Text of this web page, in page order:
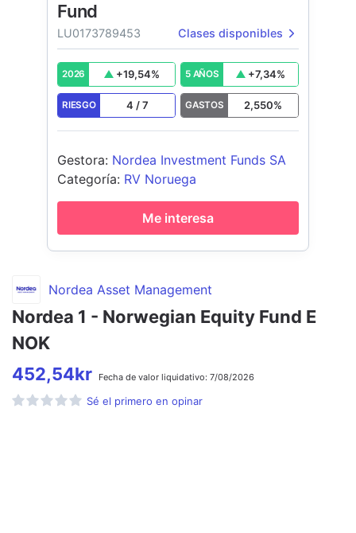
Nordea Asset Management
Nordea 1 - Norwegian Equity Fund E
NOK
452,54kr Fecha de valor liquidativo: 7/08/2026
Sé el primero en opinar
Fund
LU0173789453 Clases disponibles
2026 +19,54% 5 AÑOS +7,34%
RIESGO 4 /7 GASTOS 2,550%
Gestora: Nordea Investment Funds SA
Categoría: RV Noruega
Me interesa